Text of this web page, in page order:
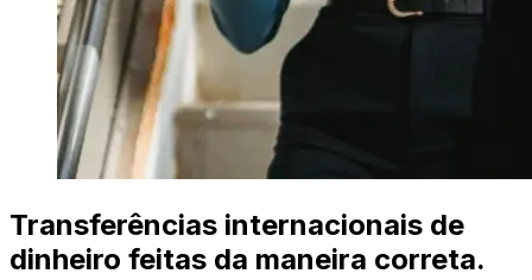
Transferências internacionais de
dinheiro feitas da maneira correta.